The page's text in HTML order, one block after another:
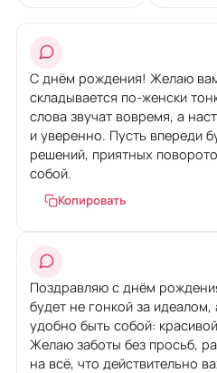
С днём рождения! Желаю
складывается по-женски
слова звучат вовремя, а
и уверенно. Пусть впереди
решений, приятных
собой.
Копировать
Поздравляю с днём
будет не гонкой за
удобно быть собой:
Желаю заботы без просьб,
на всё, что действительно